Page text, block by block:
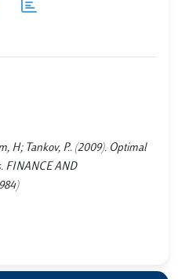
H; Tankov, P.. (2009). Optimal
FINANCE AND